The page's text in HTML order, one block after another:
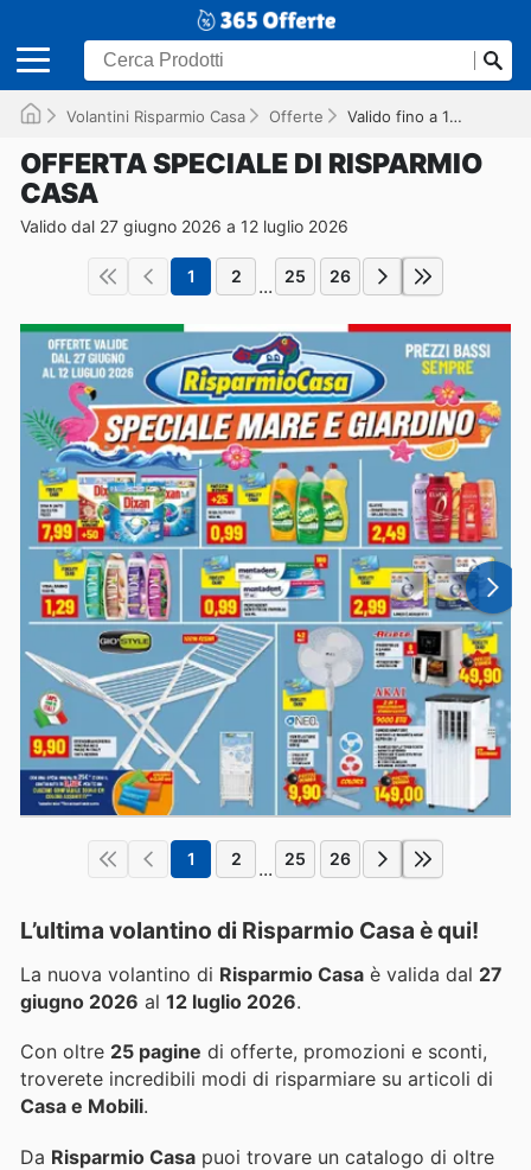
Volantini Risparmio Casa Offerte Valido fino a 12/07/2026
OFFERTA SPECIALE DI RISPARMIO
CASA
Valido dal 27 giugno 2026 a 12 luglio 2026
1 2 ... 25 26
1 2 ... 25 26
L’ultima volantino di Risparmio Casa è qui!
La nuova volantino di Risparmio Casa è valida dal 27
giugno 2026 al 12 luglio 2026.
Con oltre 25 pagine di offerte, promozioni e sconti,
troverete incredibili modi di risparmiare su articoli di
Casa e Mobili.
Da Risparmio Casa puoi trovare un catalogo di oltre